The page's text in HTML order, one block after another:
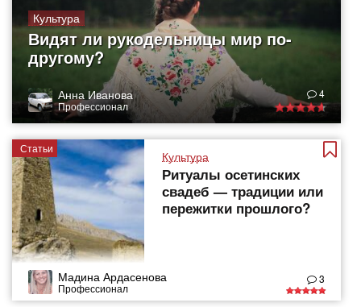
Культура
Видят ли рукодельницы мир по-
другому?
Анна Иванова
Профессионал
4
Статьи
Культура
Ритуалы осетинских
свадеб — традиции или
пережитки прошлого?
Мадина Ардасенова
Профессионал
3